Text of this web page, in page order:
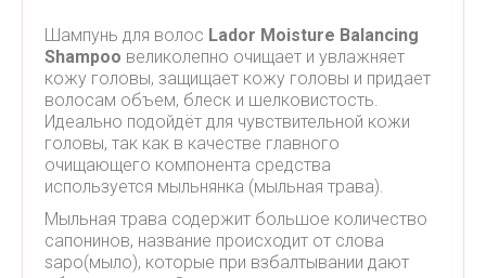
Шампунь для волос Lador Moisture Balancing
Shampoo великолепно очищает и увлажняет
кожу головы, защищает кожу головы и придает
волосам объем, блеск и шелковистость.
Идеально подойдёт для чувствительной кожи
головы, так как в качестве главного
очищающего компонента средства
используется мыльнянка (мыльная трава).
Мыльная трава содержит большое количество
сапонинов, название происходит от слова
sapo(мыло), которые при взбалтывании дают